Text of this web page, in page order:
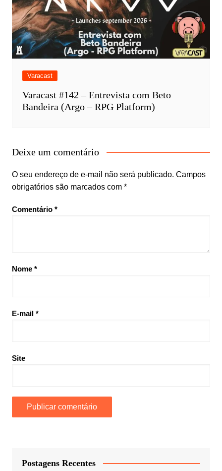
Varacast
Varacast #142 – Entrevista com Beto
Bandeira (Argo – RPG Platform)
Deixe um comentário
O seu endereço de e-mail não será publicado. Campos
obrigatórios são marcados com *
Comentário *
Nome *
E-mail *
Site
Postagens Recentes